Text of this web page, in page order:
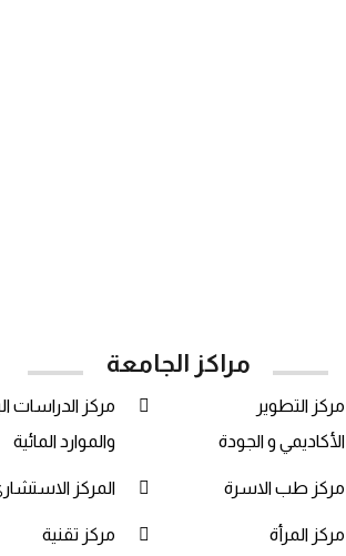
مراكز الجامعة
مركز الدراسات
والموارد المائية
المركز
مركز تقنية
مركز التطوير
الأكاديمي و الجودة
مركز طب الاسرة
مركز المرأة